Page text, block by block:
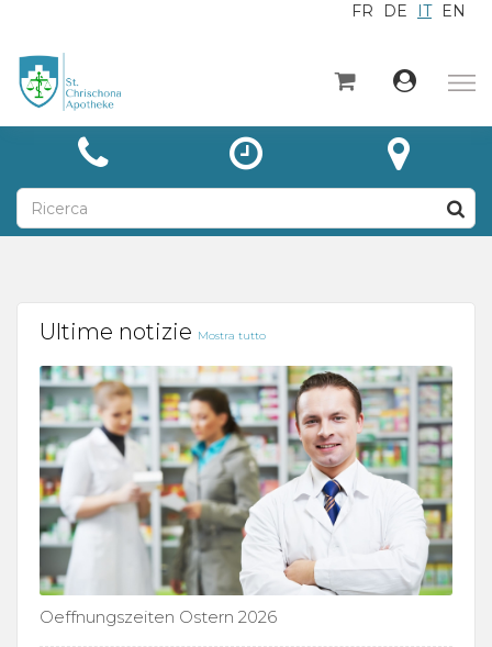
FR DE IT EN
×
Home
Categorie
Notizie
A proposito di
Unsere Leistungen
Ultime notizie Mostra tutto
Oeffnungszeiten Ostern 2026